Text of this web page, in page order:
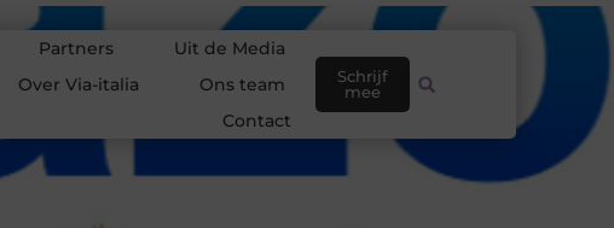
Partners
Uit de Media
Over Via-italia
Ons team
Contact
Schrijf
mee